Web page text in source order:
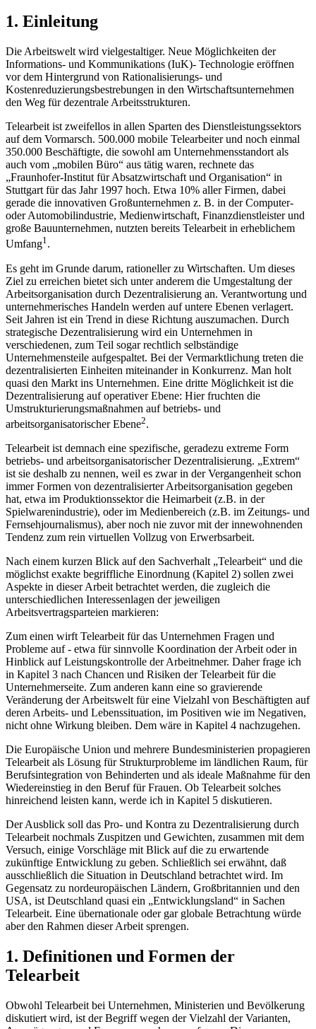
1. Einleitung
Die Arbeitswelt wird vielgestaltiger. Neue Möglichkeiten der
Informations- und Kommunikations (IuK)- Technologie eröffnen
vor dem Hintergrund von Rationalisierungs- und
Kostenreduzierungsbestrebungen in den Wirtschaftsunternehmen
den Weg für dezentrale Arbeitsstrukturen.
Telearbeit ist zweifellos in allen Sparten des Dienstleistungssektors
auf dem Vormarsch. 500.000 mobile Telearbeiter und noch einmal
350.000 Beschäftigte, die sowohl am Unternehmensstandort als
auch vom „mobilen Büro“ aus tätig waren, rechnete das
„Fraunhofer-Institut für Absatzwirtschaft und Organisation“ in
Stuttgart für das Jahr 1997 hoch. Etwa 10% aller Firmen, dabei
gerade die innovativen Großunternehmen z. B. in der Computer-
oder Automobilindustrie, Medienwirtschaft, Finanzdienstleister und
große Bauunternehmen, nutzten bereits Telearbeit in erheblichem
Umfang1.
Es geht im Grunde darum, rationeller zu Wirtschaften. Um dieses
Ziel zu erreichen bietet sich unter anderem die Umgestaltung der
Arbeitsorganisation durch Dezentralisierung an. Verantwortung und
unternehmerisches Handeln werden auf untere Ebenen verlagert.
Seit Jahren ist ein Trend in diese Richtung auszumachen. Durch
strategische Dezentralisierung wird ein Unternehmen in
verschiedenen, zum Teil sogar rechtlich selbständige
Unternehmensteile aufgespaltet. Bei der Vermarktlichung treten die
dezentralisierten Einheiten miteinander in Konkurrenz. Man holt
quasi den Markt ins Unternehmen. Eine dritte Möglichkeit ist die
Dezentralisierung auf operativer Ebene: Hier fruchten die
Umstrukturierungsmaßnahmen auf betriebs- und
arbeitsorganisatorischer Ebene2.
Telearbeit ist demnach eine spezifische, geradezu extreme Form
betriebs- und arbeitsorganisatorischer Dezentralisierung. „Extrem“
ist sie deshalb zu nennen, weil es zwar in der Vergangenheit schon
immer Formen von dezentralisierter Arbeitsorganisation gegeben
hat, etwa im Produktionssektor die Heimarbeit (z.B. in der
Spielwarenindustrie), oder im Medienbereich (z.B. im Zeitungs- und
Fernsehjournalismus), aber noch nie zuvor mit der innewohnenden
Tendenz zum rein virtuellen Vollzug von Erwerbsarbeit.
Nach einem kurzen Blick auf den Sachverhalt „Telearbeit“ und die
möglichst exakte begriffliche Einordnung (Kapitel 2) sollen zwei
Aspekte in dieser Arbeit betrachtet werden, die zugleich die
unterschiedlichen Interessenlagen der jeweiligen
Arbeitsvertragsparteien markieren:
Zum einen wirft Telearbeit für das Unternehmen Fragen und
Probleme auf - etwa für sinnvolle Koordination der Arbeit oder in
Hinblick auf Leistungskontrolle der Arbeitnehmer. Daher frage ich
in Kapitel 3 nach Chancen und Risiken der Telearbeit für die
Unternehmerseite. Zum anderen kann eine so gravierende
Veränderung der Arbeitswelt für eine Vielzahl von Beschäftigten auf
deren Arbeits- und Lebenssituation, im Positiven wie im Negativen,
nicht ohne Wirkung bleiben. Dem wäre in Kapitel 4 nachzugehen.
Die Europäische Union und mehrere Bundesministerien propagieren
Telearbeit als Lösung für Strukturprobleme im ländlichen Raum, für
Berufsintegration von Behinderten und als ideale Maßnahme für den
Wiedereinstieg in den Beruf für Frauen. Ob Telearbeit solches
hinreichend leisten kann, werde ich in Kapitel 5 diskutieren.
Der Ausblick soll das Pro- und Kontra zu Dezentralisierung durch
Telearbeit nochmals Zuspitzen und Gewichten, zusammen mit dem
Versuch, einige Vorschläge mit Blick auf die zu erwartende
zukünftige Entwicklung zu geben. Schließlich sei erwähnt, daß
ausschließlich die Situation in Deutschland betrachtet wird. Im
Gegensatz zu nordeuropäischen Ländern, Großbritannien und den
USA, ist Deutschland quasi ein „Entwicklungsland“ in Sachen
Telearbeit. Eine übernationale oder gar globale Betrachtung würde
aber den Rahmen dieser Arbeit sprengen.
1. Definitionen und Formen der
Telearbeit
Obwohl Telearbeit bei Unternehmen, Ministerien und Bevölkerung
diskutiert wird, ist der Begriff wegen der Vielzahl der Varianten,